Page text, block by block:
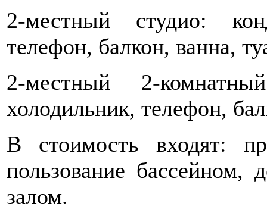
2-местный студио:
телефон, балкон, ванна,
2-местный 2-
холодильник, телефон,
В стоимость входят:
пользование бассейном,
залом.